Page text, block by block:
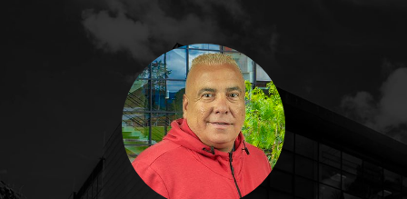
Busca en la escuela
Buscar en: